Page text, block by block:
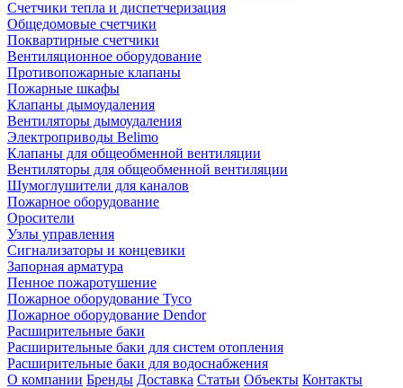
Счетчики тепла и диспетчеризация
Общедомовые счетчики
Поквартирные счетчики
Вентиляционное оборудование
Противопожарные клапаны
Пожарные шкафы
Клапаны дымоудаления
Вентиляторы дымоудаления
Электроприводы Belimo
Клапаны для общеобменной вентиляции
Вентиляторы для общеобменной вентиляции
Шумоглушители для каналов
Пожарное оборудование
Оросители
Узлы управления
Сигнализаторы и концевики
Запорная арматура
Пенное пожаротушение
Пожарное оборудование Tyco
Пожарное оборудование Dendor
Расширительные баки
Расширительные баки для систем отопления
Расширительные баки для водоснабжения
О компании Бренды Доставка Статьи Объекты Контакты